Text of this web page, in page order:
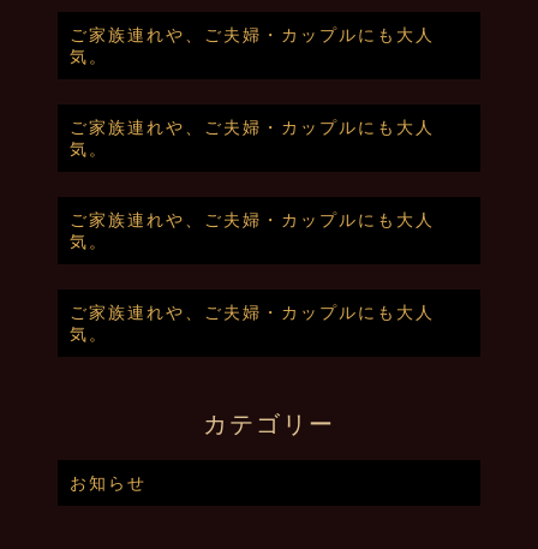
ご家族連れや、ご夫婦・カップルにも大人
気。
ご家族連れや、ご夫婦・カップルにも大人
気。
ご家族連れや、ご夫婦・カップルにも大人
気。
ご家族連れや、ご夫婦・カップルにも大人
気。
カテゴリー
お知らせ